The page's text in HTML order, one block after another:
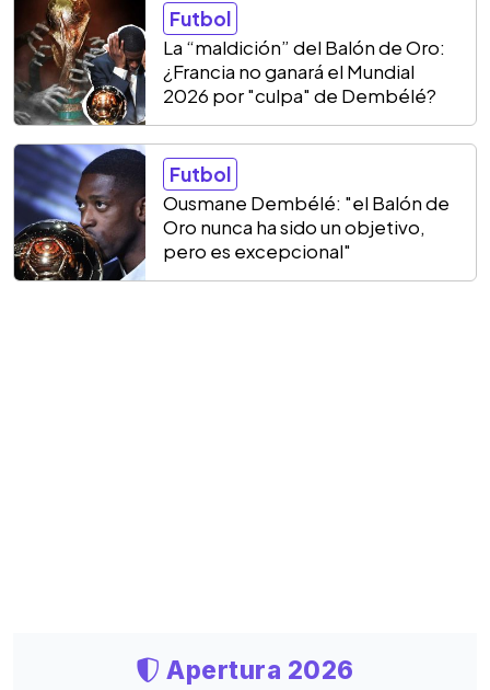
Futbol
La “maldición” del Balón de Oro:
¿Francia no ganará el Mundial
2026 por "culpa" de Dembélé?
Futbol
Ousmane Dembélé: "el Balón de
Oro nunca ha sido un objetivo,
pero es excepcional"